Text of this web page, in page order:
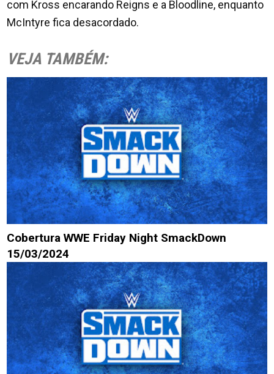
com Kross encarando Reigns e a Bloodline, enquanto
McIntyre fica desacordado.
VEJA TAMBÉM:
Cobertura WWE Friday Night SmackDown
15/03/2024